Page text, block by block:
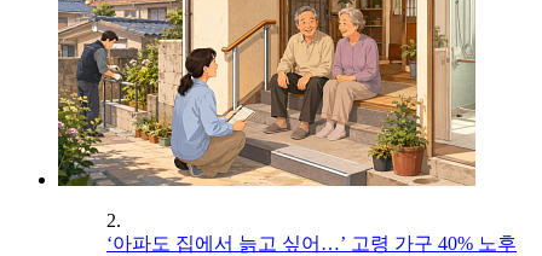
2.
‘아파도 집에서 늙고 싶어…’ 고령 가구 40% 노후